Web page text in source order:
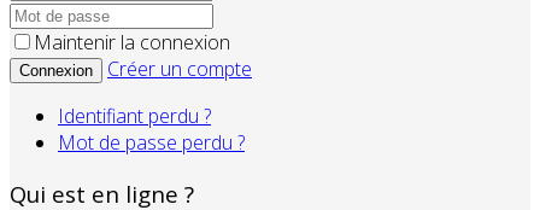
Maintenir la connexion
Connexion
Créer un compte
Identifiant perdu ?
Mot de passe perdu ?
Qui est en ligne ?